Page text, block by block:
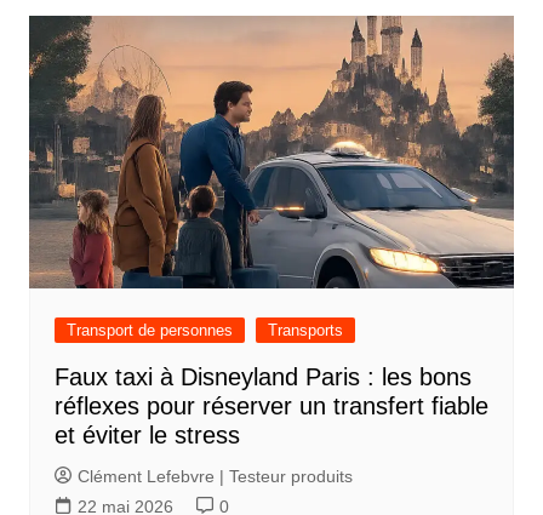
t
i
c
l
e
Transport de personnes Transports
Faux taxi à Disneyland Paris : les bons
réflexes pour réserver un transfert fiable
et éviter le stress
Clément Lefebvre | Testeur produits
22 mai 2026
0